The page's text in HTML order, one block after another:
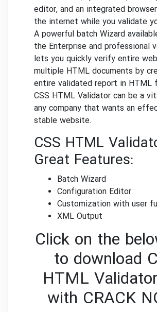
editor, and an integrated
the internet while you validate
A powerful batch Wizard
the Enterprise and professional
lets you quickly verify entire
multiple HTML documents by
entire validated report in HTML
CSS HTML Validator can be a
any company that wants an
stable website.
CSS HTML
Great Features:
Batch Wizard
Configuration Editor
Customization with user
XML Output
Click on the
to download
HTML
with CRACK